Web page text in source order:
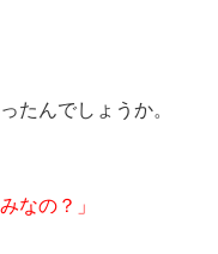
たんでしょうか。
なの？」